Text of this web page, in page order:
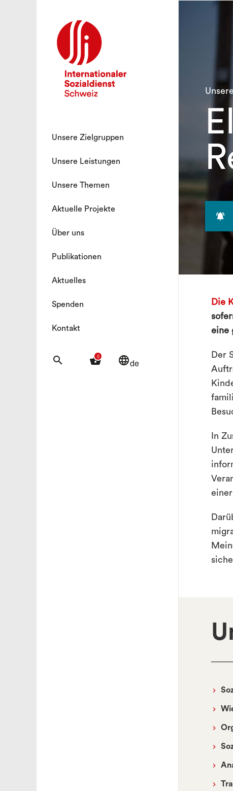
Unsere Zielgruppen
Unsere Leistungen
Unsere Themen
Aktuelle Projekte
Über uns
Publikationen
Aktuelles
Spenden
Kontakt
search 0
shopping_basket languagede

Die
eine
Der
In